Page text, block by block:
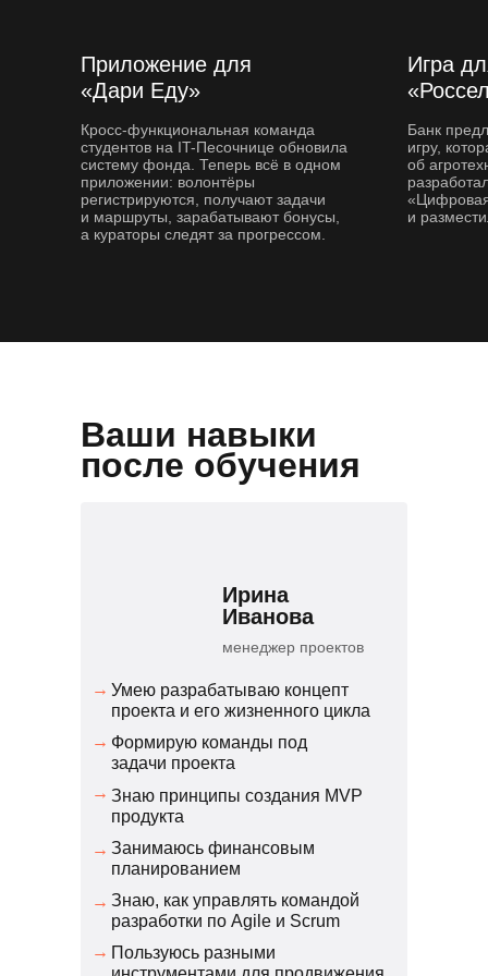
Банк
игру,
об
и
Игра
Кросс-функциональная команда
студентов на IT-Песочнице обновила
систему фонда. Теперь всё в одном
приложении: волонтёры
регистрируются, получают задачи
и маршруты, зарабатывают бонусы,
а кураторы следят за прогрессом.
Приложение для
«Дари Еду»
Ирина
Иванова
менеджер проектов
Ваши навыки
после обучения
→ Умею разрабатываю концепт
проекта и его жизненного цикла
→ Формирую команды под
задачи проекта
→ Знаю принципы создания MVP
продукта
→ Занимаюсь финансовым
планированием
→ Знаю, как управлять командой
разработки по Agile и Scrum
→ Пользуюсь разными